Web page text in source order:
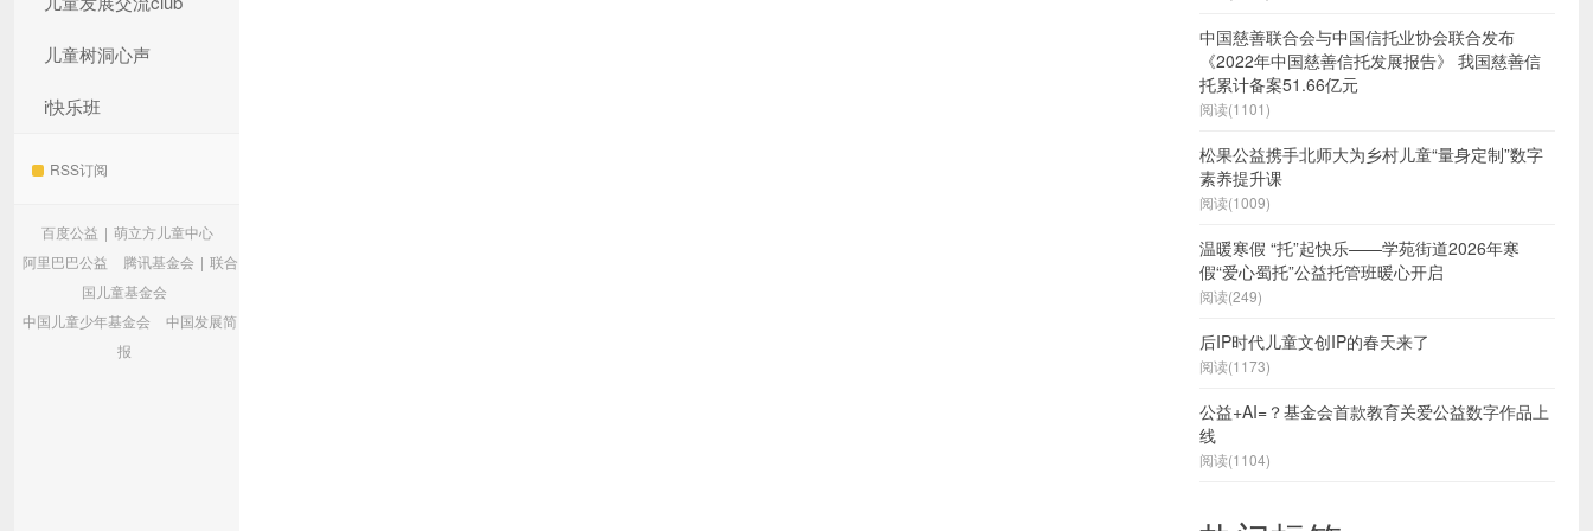
儿童树洞心声
i快乐班
RSS订阅
百度公益 | 萌立方儿童中心
阿里巴巴公益
腾讯基金会 | 联合
国儿童基金会
中国儿童少年基金会
中国发展简
报
中国慈善联合会与中国信托业协会联合发布
《2022年中国慈善信托发展报告》 我国慈善信
托累计备案51.66亿元
阅读(1101)
松果公益携手北师大为乡村儿童“量身定制”数字
素养提升课
阅读(1009)
温暖寒假 “托”起快乐——学苑街道2026年寒
假“爱心蜀托”公益托管班暖心开启
阅读(249)
后IP时代儿童文创IP的春天来了
阅读(1173)
公益+AI=？基金会首款教育关爱公益数字作品上
线
阅读(1104)